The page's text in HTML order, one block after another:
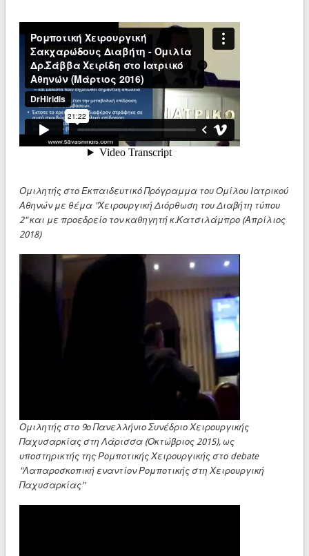
Ομιλητής στο Εκπαιδευτικό Πρόγραμμα του Ομίλου Ιατρικού
Αθηνών με θέμα "Χειρουργική Διόρθωση του Διαβήτη τύπου
2" και με προεδρείο τον καθηγητή κ.Κατσιλάμπρο (Απρίλιος
2018)
▶
Ομιλητής στο 9ο Πανελλήνιο Συνέδριο Χειρουργικής
Παχυσαρκίας στη Λάρισσα (Οκτώβριος 2015), ως
υποστηρικτής της Ρομποτικής Χειρουργικής στο debate
"Λαπαροσκοπική εναντίον Ρομποτικής στη Χειρουργική
Παχυσαρκίας"